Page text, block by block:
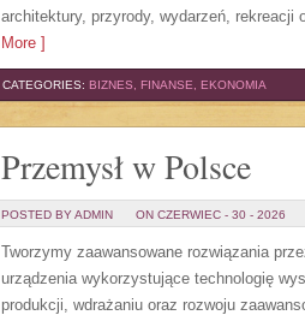
architektury, przyrody, wydarzeń,
More ]
CATEGORIES: BIZNES, FINANSE, EKONOMIA
Przemysł w Polsce
POSTED BY ADMIN ON CZERWIEC - 30 - 2026
Tworzymy zaawansowane rozwiązania
urządzenia wykorzystujące technologię
produkcji, wdrażaniu oraz rozwoju